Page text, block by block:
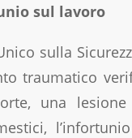
sul lavoro
sulla
traumatico
una